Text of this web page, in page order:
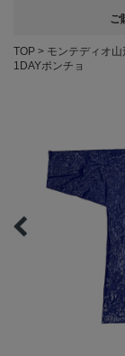
ご
TOP モンテディオ山
1DAYポンチョ